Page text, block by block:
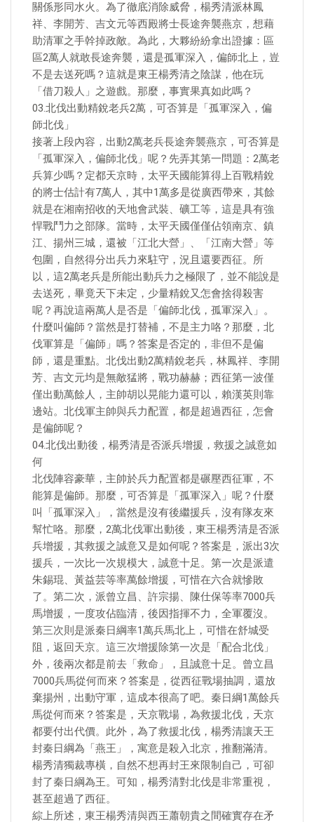
關係形同水火。為了徹底消除威脅，楊秀清派林鳳
祥、李開芳、吉文元等西殿將士長途奔襲燕京，想藉
助清軍之手幹掉政敵。為此，大夥紛紛拿出證據：區
區2萬人就敢長途奔襲，還是孤軍深入，偏師北上，豈
不是去送死嗎？這就是東王楊秀清之陰謀，他在玩
「借刀殺人」之遊戲。那麼，事實果真如此嗎？
03.北伐出動精銳老兵2萬，可否算是「孤軍深入，偏
師北伐」
接著上段內容，出動2萬老兵長途奔襲燕京，可否算是
「孤軍深入，偏師北伐」呢？先弄其第一問題：2萬老
兵算少嗎？定都天京時，太平天國能算得上百戰精銳
的將士估計有7萬人，其中1萬多是從廣西帶來，其餘
就是在湘南招收的天地會武裝、礦工等，這是具有強
悍戰鬥力之部隊。當時，太平天國僅僅佔領南京、鎮
江、揚州三城，還被「江北大營」、「江南大營」等
包圍，自然得分出兵力來駐守，況且還要西征。所
以，這2萬老兵是所能出動兵力之極限了，並不能說是
去送死，畢竟天下未定，少量精銳又怎會捨得殺害
呢？再說這兩萬人是否是「偏師北伐，孤軍深入」。
什麼叫偏師？當然是打替補，不是主力咯？那麼，北
伐軍算是「偏師」嗎？答案是否定的，非但不是偏
師，還是重點。北伐出動2萬精銳老兵，林鳳祥、李開
芳、吉文元均是無敵猛將，戰功赫赫；西征第一波僅
僅出動萬餘人，主帥胡以晃能力還可以，賴漢英則靠
邊站。北伐軍主帥與兵力配置，都是超過西征，怎會
是偏師呢？
04.北伐出動後，楊秀清是否派兵增援，救援之誠意如
何
北伐陣容豪華，主帥於兵力配置都是碾壓西征軍，不
能算是偏師。那麼，可否算是「孤軍深入」呢？什麼
叫「孤軍深入」，當然是沒有後繼援兵，沒有隊友來
幫忙咯。那麼，2萬北伐軍出動後，東王楊秀清是否派
兵增援，其救援之誠意又是如何呢？答案是，派出3次
援兵，一次比一次規模大，誠意十足。第一次是派遣
朱錫琨、黃益芸等率萬餘增援，可惜在六合就慘敗
了。第二次，派曾立昌、許宗揚、陳仕保等率7000兵
馬增援，一度攻佔臨清，後因指揮不力，全軍覆沒。
第三次則是派秦日綱率1萬兵馬北上，可惜在舒城受
阻，返回天京。這三次增援除第一次是「配合北伐」
外，後兩次都是前去「救命」，且誠意十足。曾立昌
7000兵馬從何而來？答案是，從西征戰場抽調，還放
棄揚州，出動守軍，這成本很高了吧。秦日綱1萬餘兵
馬從何而來？答案是，天京戰場，為救援北伐，天京
都要付出代價。此外，為了救援北伐，楊秀清讓天王
封秦日綱為「燕王」，寓意是殺入北京，推翻滿清。
楊秀清獨裁專橫，自然不想再封王來限制自己，可卻
封了秦日綱為王。可知，楊秀清對北伐是非常重視，
甚至超過了西征。
綜上所述，東王楊秀清與西王蕭朝貴之間確實存在矛